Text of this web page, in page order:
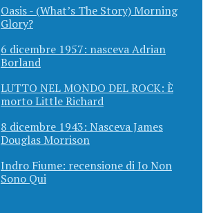
Oasis - (What’s The Story) Morning
Glory?
6 dicembre 1957: nasceva Adrian
Borland
LUTTO NEL MONDO DEL ROCK: È
morto Little Richard
8 dicembre 1943: Nasceva James
Douglas Morrison
Indro Fiume: recensione di Io Non
Sono Qui